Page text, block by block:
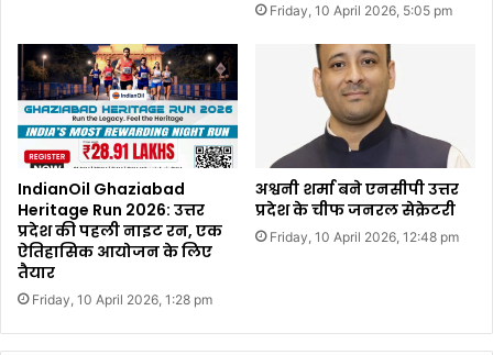
Friday, 10 April 2026, 5:05 pm
IndianOil Ghaziabad
Heritage Run 2026: उत्तर
प्रदेश की पहली नाइट रन, एक
ऐतिहासिक आयोजन के लिए
तैयार
Friday, 10 April 2026, 1:28 pm
अश्वनी शर्मा बने एनसीपी उत्तर
प्रदेश के चीफ जनरल सेक्रेटरी
Friday, 10 April 2026, 12:48 pm